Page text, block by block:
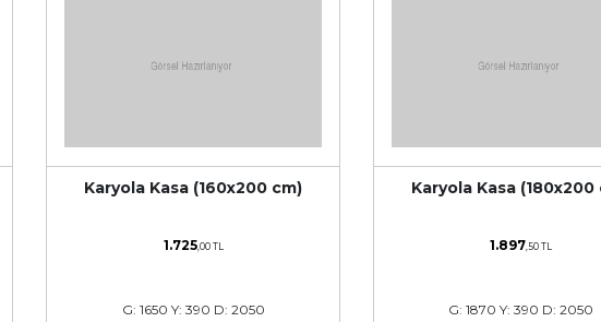
Karyola Kasa (160x200 cm)
1.725,00 TL
G: 1650 Y: 390 D: 2050
Karyola Kasa (180x200
1.897,50 TL
G: 1870 Y: 390 D: 2050